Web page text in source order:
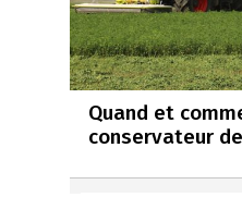
Quand et
conservateur